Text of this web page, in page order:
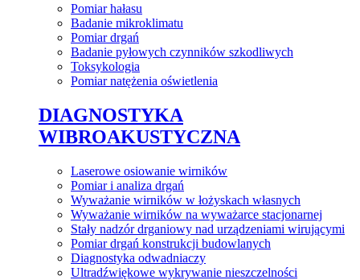
Pomiar hałasu
Badanie mikroklimatu
Pomiar drgań
Badanie pyłowych czynników szkodliwych
Toksykologia
Pomiar natężenia oświetlenia
DIAGNOSTYKA
WIBROAKUSTYCZNA
Laserowe osiowanie wirników
Pomiar i analiza drgań
Wyważanie wirników w łożyskach własnych
Wyważanie wirników na wyważarce stacjonarnej
Stały nadzór drganiowy nad urządzeniami wirującymi
Pomiar drgań konstrukcji budowlanych
Diagnostyka odwadniaczy
Ultradźwiękowe wykrywanie nieszczelności